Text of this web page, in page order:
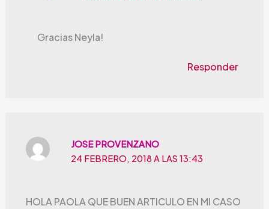
Gracias Neyla!
Responder
JOSE PROVENZANO
24 FEBRERO, 2018 A LAS 13:43
HOLA PAOLA QUE BUEN ARTICULO EN MI CASO